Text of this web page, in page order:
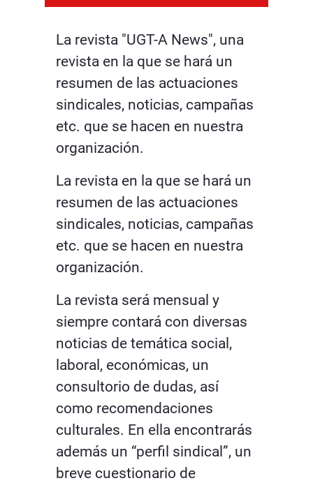
La revista "UGT-A News", una
revista en la que se hará un
resumen de las actuaciones
sindicales, noticias, campañas
etc. que se hacen en nuestra
organización.
La revista en la que se hará un
resumen de las actuaciones
sindicales, noticias, campañas
etc. que se hacen en nuestra
organización.
La revista será mensual y
siempre contará con diversas
noticias de temática social,
laboral, económicas, un
consultorio de dudas, así
como recomendaciones
culturales. En ella encontrarás
además un “perfil sindical”, un
breve cuestionario de